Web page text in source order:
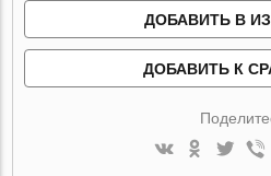
ДОБАВИТЬ В
ДОБАВИТЬ К